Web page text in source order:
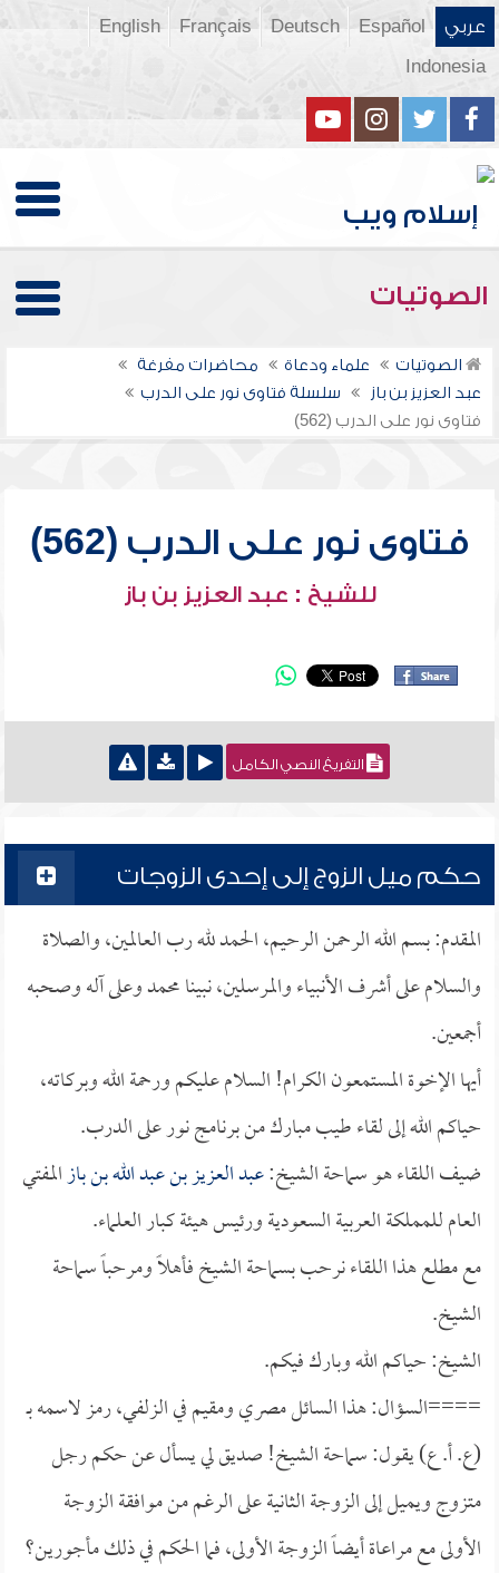
عربي Español
Deutsch
Français
English
Indonesia
الصوتيات
الصوتيات علماء ودعاة
محاضرات مفرغة
عبد العزيز بن باز
سلسلة فتاوى نور على الدرب
فتاوى نور على الدرب (562)
فتاوى نور على الدرب (562)
للشيخ : عبد العزيز بن باز
التفريغ النصي الكامل
حكم ميل الزوج إلى إحدى الزوجات
المقدم: بسم الله الرحمن الرحيم، الحمد لله رب العالمين، والصلاة
والسلام على أشرف الأنبياء والمرسلين، نبينا محمد وعلى آله وصحبه
أجمعين.
أيها الإخوة المستمعون الكرام! السلام عليكم ورحمة الله وبركاته،
حياكم الله إلى لقاء طيب مبارك من برنامج نور على الدرب.
ضيف اللقاء هو سماحة الشيخ:عبد العزيز بن عبد الله بن بازالمفتي
العام للمملكة العربية السعودية ورئيس هيئة كبار العلماء.
مع مطلع هذا اللقاء نرحب بسماحة الشيخ فأهلاً ومرحباً سماحة
الشيخ.
الشيخ: حياكم الله وبارك فيكم.
====السؤال: هذا السائل مصري ومقيم في الزلفي، رمز لاسمه بـ
(ع. أ. ع) يقول: سماحة الشيخ! صديق لي يسأل عن حكم رجل
متزوج ويميل إلى الزوجة الثانية على الرغم من موافقة الزوجة
الأولى مع مراعاة أيضاً الزوجة الأولى، فما الحكم في ذلك مأجورين؟